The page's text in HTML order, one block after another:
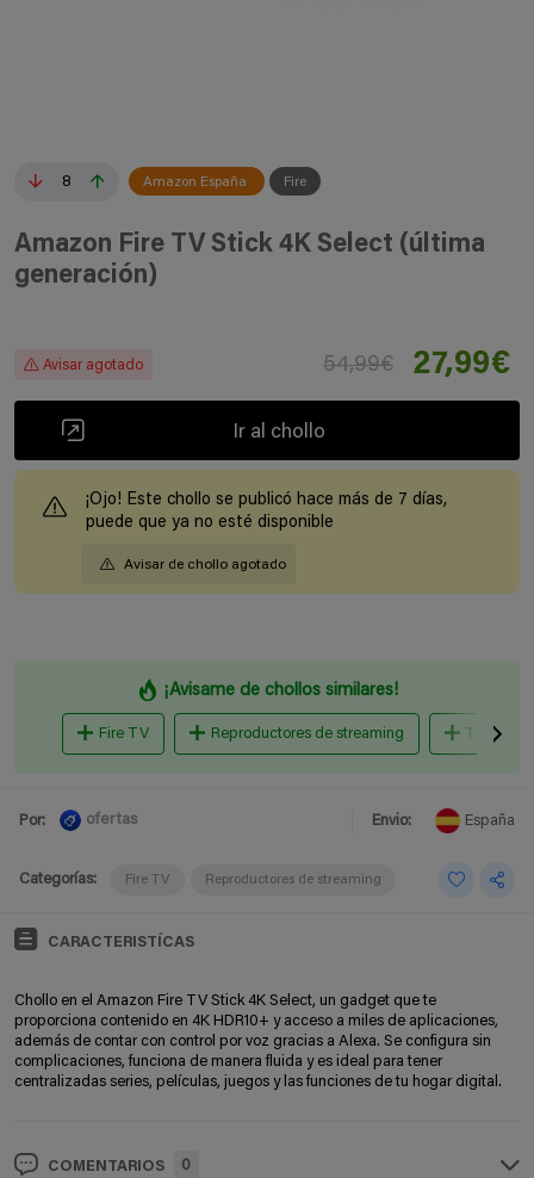
8 Amazon España Fire
Amazon Fire TV Stick 4K Select (última
generación)
Avisar agotado 54,99€ 27,99€
Ir al chollo
¡Ojo! Este chollo se publicó hace más de 7 días,
puede que ya no esté disponible
Avisar de chollo agotado
¡Avisame de chollos similares!
Fire TV Reproductores de streaming TV Box
Por: ofertas Envio: España
Categorías: Fire TV Reproductores de streaming
CARACTERISTÍCAS
Chollo en el Amazon Fire TV Stick 4K Select, un gadget que te
proporciona contenido en 4K HDR10+ y acceso a miles de aplicaciones,
además de contar con control por voz gracias a Alexa. Se configura sin
complicaciones, funciona de manera fluida y es ideal para tener
centralizadas series, películas, juegos y las funciones de tu hogar digital.
COMENTARIOS 0